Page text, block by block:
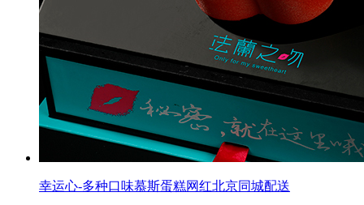
幸运心-多种口味慕斯蛋糕网红北京同城配送